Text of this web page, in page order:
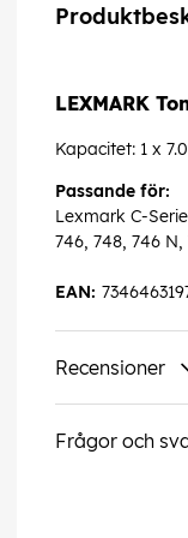
LEXMARK
Kapacitet: 1 x
Passande för:
Lexmark C-Serie
746, 748, 746 N,
EAN:
Recensioner
Frågor och